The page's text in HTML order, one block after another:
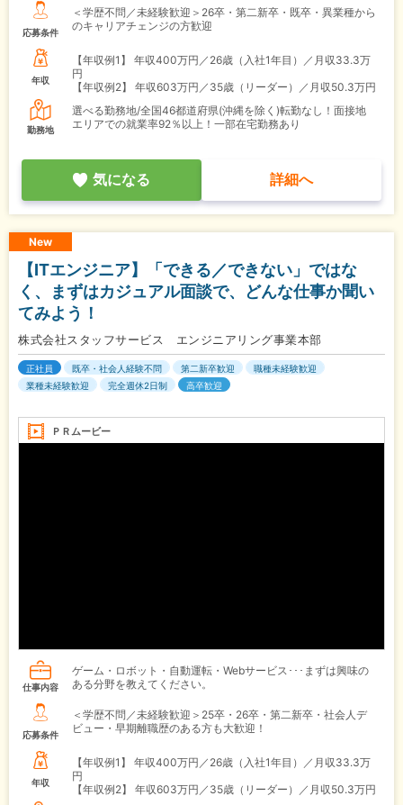
応募条件
＜学歴不問／未経験歓迎＞26卒・第二新卒・既卒・異業種から
のキャリアチェンジの方歓迎
年収
【年収例1】
年収400万円／26歳（入社1年目）／月収33.3万
円
【年収例2】
年収603万円／35歳（リーダー）／月収50.3万円
勤務地
選べる勤務地/全国46都道府県(沖縄を除く)転勤なし！面接地
エリアでの就業率92％以上！一部在宅勤務あり
気になる 詳細へ
New
【ITエンジニア】「できる／できない」ではな
く、まずはカジュアル面談で、どんな仕事か聞い
てみよう！
株式会社スタッフサービス エンジニアリング事業本部
正社員 既卒・社会人経験不問 第二新卒歓迎
職種未経験歓迎
業種未経験歓迎
完全週休2日制 高卒歓迎
ＰＲムービー
仕事内容
ゲーム・ロボット・自動運転・Webサービス･･･まずは興味の
ある分野を教えてください。
応募条件
＜学歴不問／未経験歓迎＞25卒・26卒・第二新卒・社会人デ
ビュー・早期離職歴のある方も大歓迎！
年収
【年収例1】
年収400万円／26歳（入社1年目）／月収33.3万
円
【年収例2】
年収603万円／35歳（リーダー）／月収50.3万円